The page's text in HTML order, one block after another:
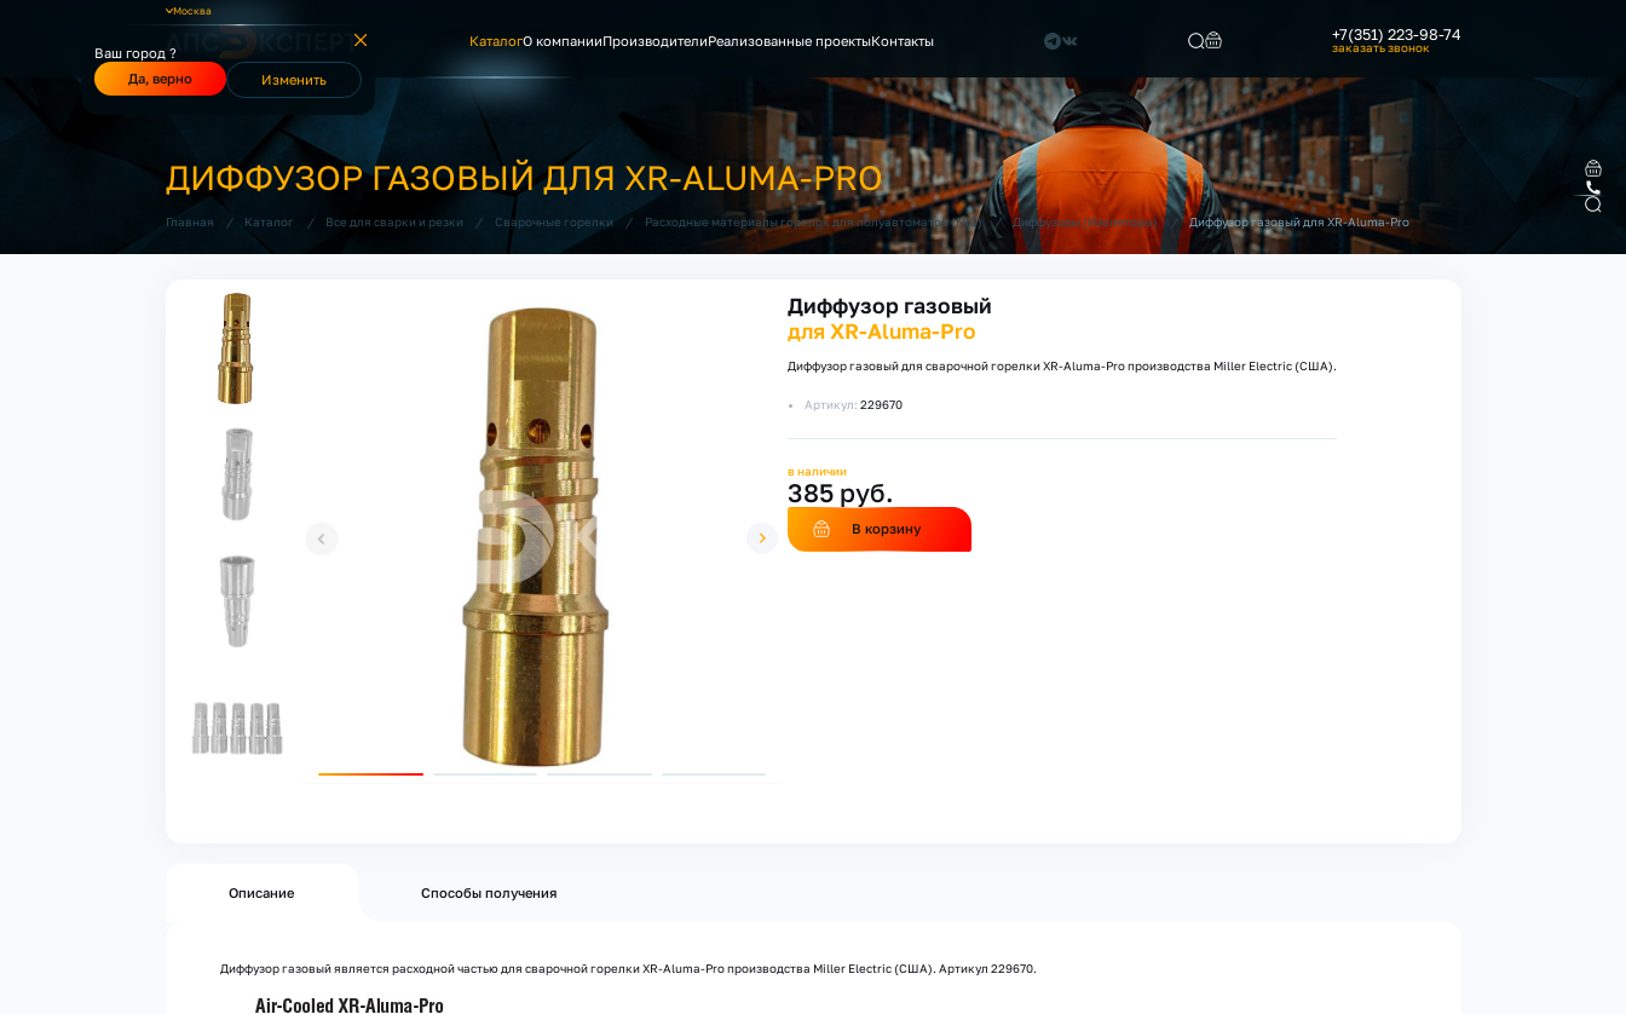
Москва
Ваш город ?
Да, верно
Изменить
КаталогО компанииПроизводителиРеализованные проектыКонтакты +7(351) 223-98-74
заказать звонок
ДИФФУЗОР ГАЗОВЫЙ ДЛЯ XR-ALUMA-PRO
Главная / Каталог / Все для сварки и резки / Сварочные горелки / Расходные материалы горелок для полуавтоматов (MIG) / Диффузоры (Изоляторы) / Диффузор газовый для XR-Aluma-Pro
Диффузор газовый
для XR-Aluma-Pro
Диффузор газовый для сварочной горелки XR-Aluma-Pro производства Miller Electric (США).
Артикул: 229670
в наличии
385 руб.
В корзину
Описание Способы получения
Диффузор газовый является расходной частью для сварочной горелки XR-Aluma-Pro производства Miller Electric (США). Артикул 229670.